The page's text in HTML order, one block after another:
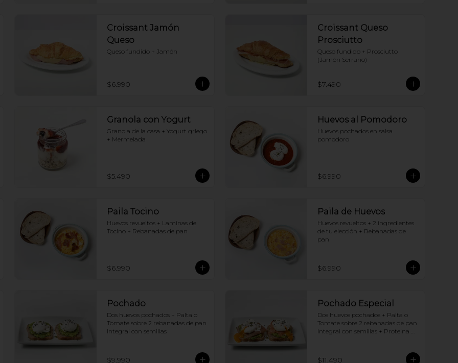
Croissant Jamón
Queso
Queso fundido + Jamón
$6.990
Croissant Queso
Prosciutto
Queso fundido + Prosciutto
(Jamón Serrano)
$7.490
Granola con Yogurt
Granola de la casa + Yogurt griego
+ Mermelada
$5.490
Huevos al Pomodoro
Huevos pochados en salsa
pomodoro
$6.990
Paila Tocino
Huevos revueltos + Laminas de
Tocino + Rebanadas de pan
$6.990
Paila de Huevos
Huevos revueltos + 2 ingredientes
de tu elección + Rebanadas de
pan
$6.990
Pochado
Dos huevos pochados + Palta o
Tomate sobre 2 rebanadas de pan
Integral con semillas
$9.990
Pochado Especial
Dos huevos pochados + Palta o
Tomate sobre 2 rebanadas de pan
Integral con semillas + Proteina
$11.490